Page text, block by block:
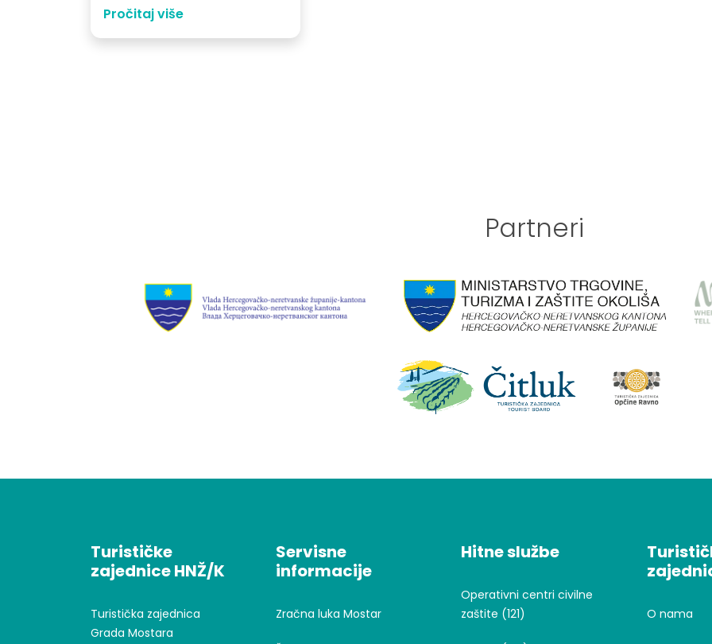
na veličanstvenoj planini
Pročitaj više
Partneri
Turističke
zajednice HNŽ/K
Turistička zajednica
Grada Mostara
Servisne
informacije
Zračna luka Mostar
Hitne službe
Operativni centri civilne
zaštite (121)
O nama